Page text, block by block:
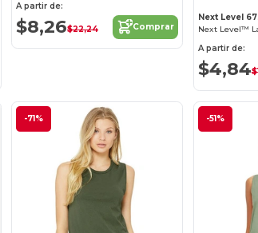
A partir de:
$8,26$22,24 Comprar
Next Level
A partir de:
$4,84
-71% -51%